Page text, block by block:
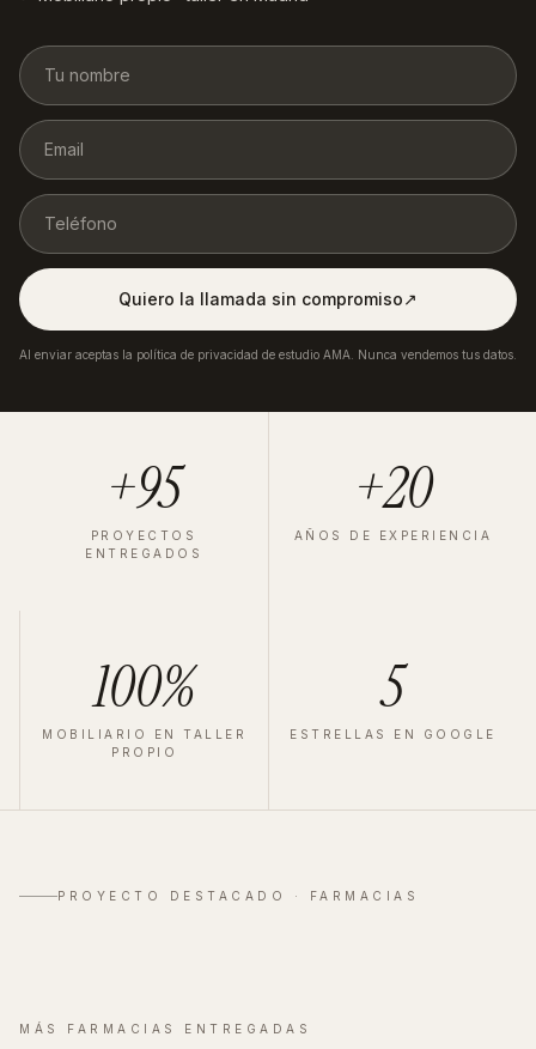
Quiero la llamada sin compromiso↗︎
Al enviar aceptas la política de privacidad de estudio AMA. Nunca vendemos tus datos.
+95
PROYECTOS
ENTREGADOS
+20
AÑOS DE EXPERIENCIA
100%
MOBILIARIO EN TALLER
PROPIO
5
ESTRELLAS EN GOOGLE
PROYECTO DESTACADO · FARMACIAS
Velázquez
MÁS FARMACIAS ENTREGADAS